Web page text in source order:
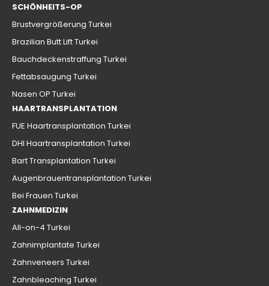
SCHÖNHEITS-OP
Brustvergrößerung Turkei
Brazilian Butt Lift Turkei
Bauchdeckenstraffung Turkei
Fettabsaugung Turkei
Nasen OP Turkei
HAARTRANSPLANTATION
FUE Haartransplantation Turkei
DHI Haartransplantation Turkei
Bart Transplantation Turkei
Augenbrauentransplantation Turkei
Bei Frauen Turkei
ZAHNMEDIZIN
All-on-4 Turkei
Zahnimplantate Turkei
Zahnveneers Turkei
Zahnbleaching Turkei